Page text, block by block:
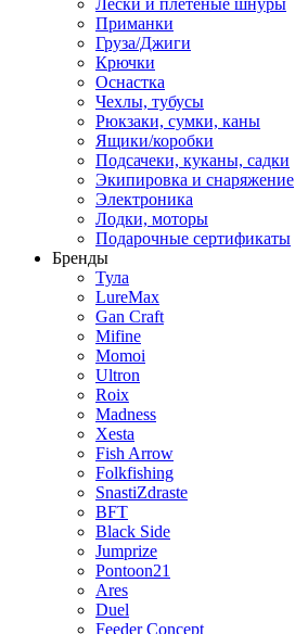
Лески и плетеные шнуры
Приманки
Груза/Джиги
Крючки
Оснастка
Чехлы, тубусы
Рюкзаки, сумки, каны
Ящики/коробки
Подсачеки, куканы, садки
Экипировка и снаряжение
Электроника
Лодки, моторы
Подарочные сертификаты
Бренды
Тула
LureMax
Gan Craft
Mifine
Momoi
Ultron
Roix
Madness
Xesta
Fish Arrow
Folkfishing
SnastiZdraste
BFT
Black Side
Jumprize
Pontoon21
Ares
Duel
Feeder Concept